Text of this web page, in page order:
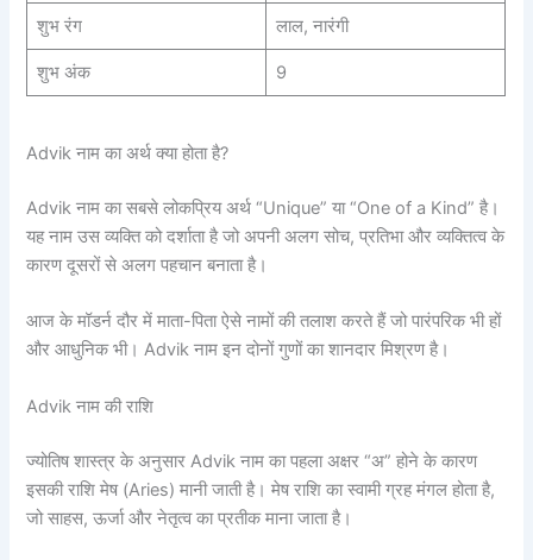
शुभ रंग लाल, नारंगी
शुभ अंक 9
Advik नाम का अर्थ क्या होता है?
Advik नाम का सबसे लोकप्रिय अर्थ “Unique” या “One of a Kind” है।
यह नाम उस व्यक्ति को दर्शाता है जो अपनी अलग सोच, प्रतिभा और व्यक्तित्व के
कारण दूसरों से अलग पहचान बनाता है।
आज के मॉडर्न दौर में माता-पिता ऐसे नामों की तलाश करते हैं जो पारंपरिक भी हों
और आधुनिक भी। Advik नाम इन दोनों गुणों का शानदार मिश्रण है।
Advik नाम की राशि
ज्योतिष शास्त्र के अनुसार Advik नाम का पहला अक्षर “अ” होने के कारण
इसकी राशि मेष (Aries) मानी जाती है। मेष राशि का स्वामी ग्रह मंगल होता है,
जो साहस, ऊर्जा और नेतृत्व का प्रतीक माना जाता है।